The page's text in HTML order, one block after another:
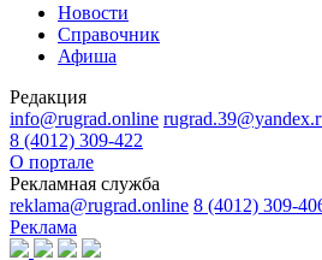
Новости
Справочник
Афиша
Редакция
info@rugrad.online
8 (4012) 309-422
О портале
Рекламная служба
reklama@rugrad.online 8 (4012) 309-
Реклама